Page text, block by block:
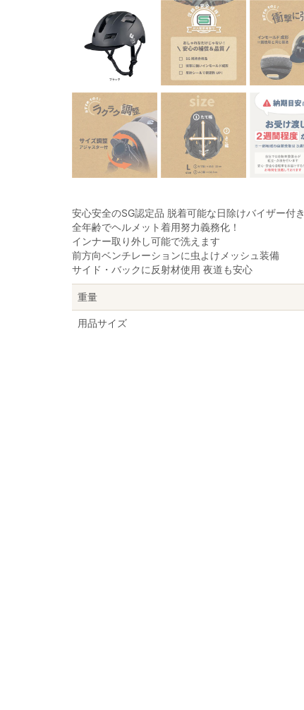
安心安全のSG認定品 脱着可能な日除けバイザー付き
全年齢でヘルメット着用努力義務化！
インナー取り外し可能で洗えます
前方向ベンチレーションに虫よけメッシュ装備
サイド・バックに反射材使用 夜道も安心
重量
用品サイズ